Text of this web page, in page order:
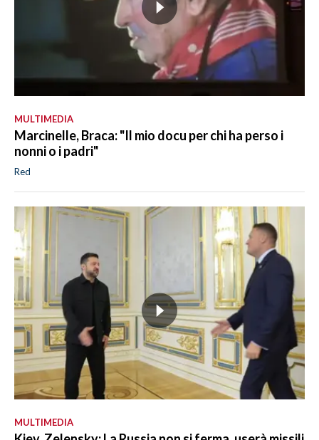
MULTIMEDIA
Marcinelle, Braca: "Il mio docu per chi ha perso i
nonni o i padri"
Red
MULTIMEDIA